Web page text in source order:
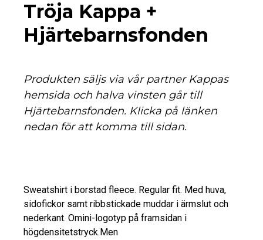
Tröja Kappa +
Hjärtebarnsfonden
Produkten säljs via vår partner Kappas
hemsida och halva vinsten går till
Hjärtebarnsfonden. Klicka på länken
nedan för att komma till sidan.
Sweatshirt i borstad fleece. Regular fit. Med huva,
sidofickor samt ribbstickade muddar i ärmslut och
nederkant. Omini-logotyp på framsidan i
högdensitetstryck.Men